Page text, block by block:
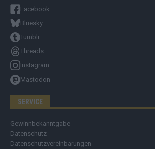
Facebook
Bluesky
Tumblr
Threads
Instagram
Mastodon
SERVICE
Gewinnbekanntgabe
Datenschutz
Datenschutzvereinbarungen